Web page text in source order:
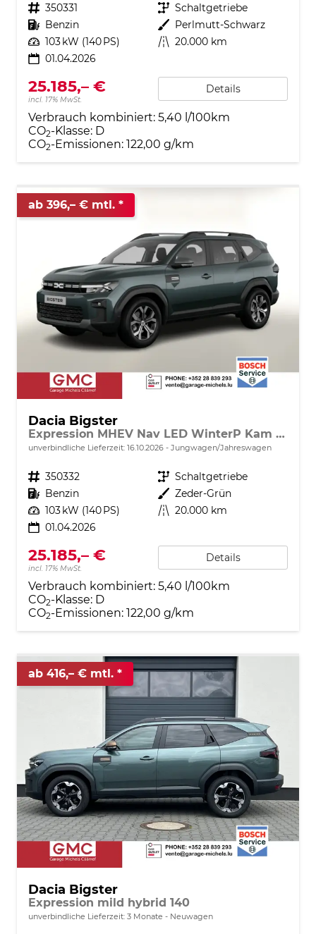
Fahrzeugnr. 350331 Getriebe Schaltgetriebe
Kraftstoff Benzin Außenfarbe Perlmutt-Schwarz
Leistung 103 kW (140 PS) Kilometerstand 20.000 km
01.04.2026
25.185,– €
incl. 17% MwSt.
Details
Verbrauch kombiniert: 5,40 l/100km
CO2-Klasse: D
CO2-Emissionen: 122,00 g/km
ab 396,– € mtl.
Dacia Bigster
Expression MHEV Nav LED WinterP Kam 17Z
unverbindliche Lieferzeit: 16.10.2026 Jungwagen/Jahreswagen
Fahrzeugnr. 350332 Getriebe Schaltgetriebe
Kraftstoff Benzin Außenfarbe Zeder-Grün
Leistung 103 kW (140 PS) Kilometerstand 20.000 km
01.04.2026
25.185,– €
incl. 17% MwSt.
Details
Verbrauch kombiniert: 5,40 l/100km
CO2-Klasse: D
CO2-Emissionen: 122,00 g/km
ab 416,– € mtl.
Dacia Bigster
Expression mild hybrid 140
unverbindliche Lieferzeit: 3 Monate Neuwagen